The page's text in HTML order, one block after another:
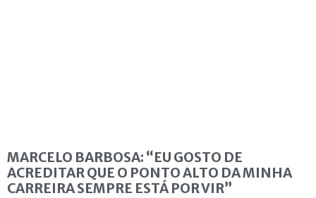
MARCELO BARBOSA: “EU GOSTO DE
ACREDITAR QUE O PONTO ALTO DA MINHA
CARREIRA SEMPRE ESTÁ POR VIR”